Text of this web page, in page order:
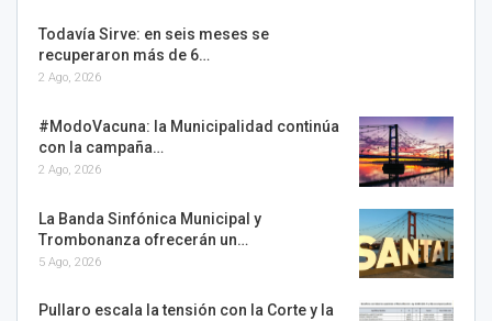
Todavía Sirve: en seis meses se
recuperaron más de 6…
2 Ago, 2026
#ModoVacuna: la Municipalidad continúa
con la campaña…
2 Ago, 2026
La Banda Sinfónica Municipal y
Trombonanza ofrecerán un…
5 Ago, 2026
Pullaro escala la tensión con la Corte y la